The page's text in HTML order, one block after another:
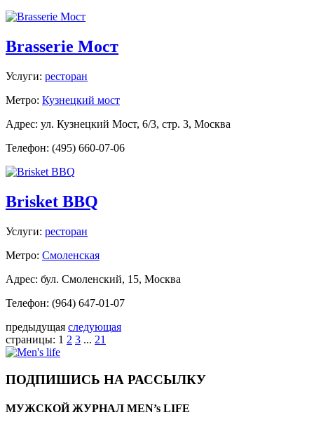
Brasserie Мост
Услуги: ресторан
Метро: Кузнецкий мост
Адрес: ул. Кузнецкий Мост, 6/3, стр. 3, Москва
Телефон: (495) 660-07-06
Brisket BBQ
Услуги: ресторан
Метро: Смоленская
Адрес: бул. Смоленский, 15, Москва
Телефон: (964) 647-01-07
предыдущая следующая
страницы: 1 2 3 ... 21
ПОДПИШИСЬ НА РАССЫЛКУ
МУЖСКОЙ ЖУРНАЛ MEN’s LIFE